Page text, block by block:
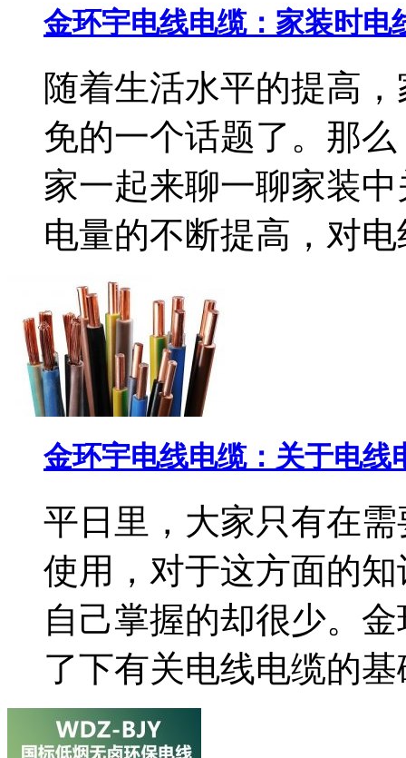
金环宇电线电缆：家装时电
随着生活水平的提高
免的一个话题了。那
家一起来聊一聊家装
电量的不断提高，对电
金环宇电线电缆：关于电线
平日里，大家只有在
使用，对于这方面的
自己掌握的却很少。
了下有关电线电缆的基